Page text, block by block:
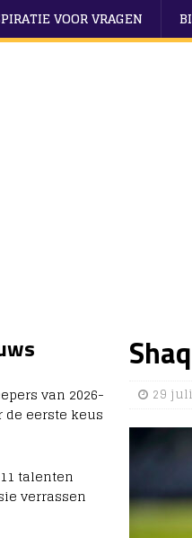
VOOR VRAGEN
29
van 2026-
de eerste keus
talenten
verrassen